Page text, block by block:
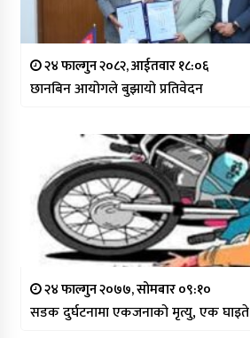
२४ फाल्गुन २०८२, आईतवार १८:०६
छानबिन आयोगले बुझायो प्रतिवेदन
२४ फाल्गुन २०७७, सोमबार ०९:१०
सडक दुर्घटनामा एकजनाको मृत्यु, एक घाइते